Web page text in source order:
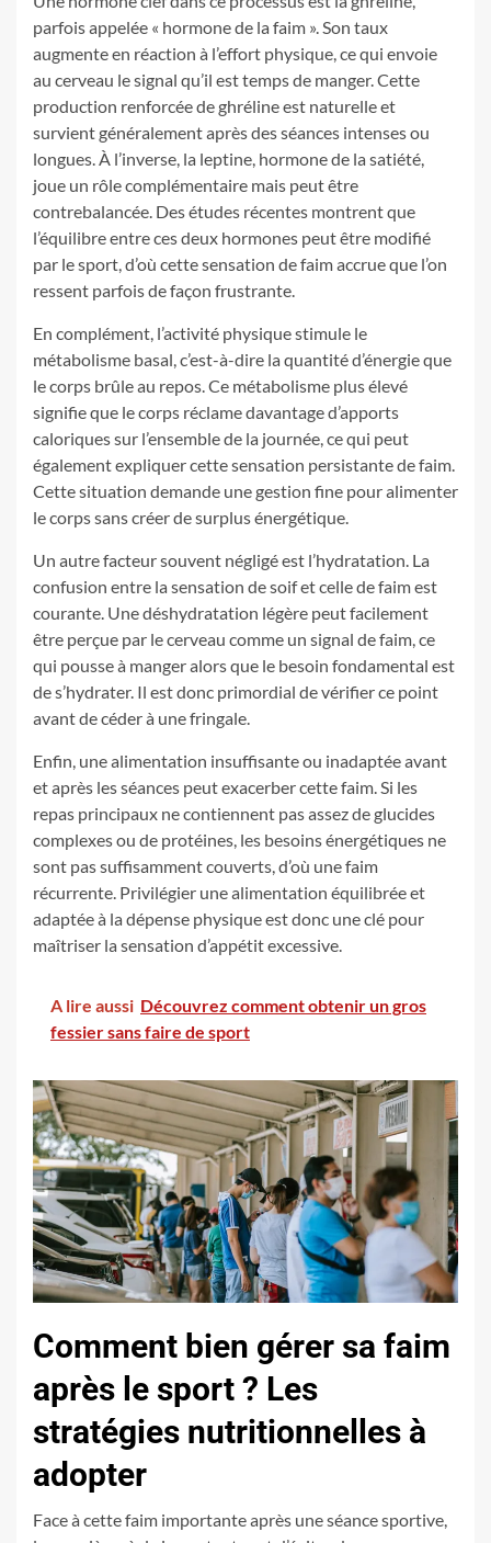
parfois appelée « hormone de la faim ». Son taux
augmente en réaction à l’effort physique, ce qui envoie
au cerveau le signal qu’il est temps de manger. Cette
production renforcée de ghréline est naturelle et
survient généralement après des séances intenses ou
longues. À l’inverse, la leptine, hormone de la satiété,
joue un rôle complémentaire mais peut être
contrebalancée. Des études récentes montrent que
l’équilibre entre ces deux hormones peut être modifié
par le sport, d’où cette sensation de faim accrue que l’on
ressent parfois de façon frustrante.
En complément, l’activité physique stimule le
métabolisme basal, c’est-à-dire la quantité d’énergie que
le corps brûle au repos. Ce métabolisme plus élevé
signifie que le corps réclame davantage d’apports
caloriques sur l’ensemble de la journée, ce qui peut
également expliquer cette sensation persistante de faim.
Cette situation demande une gestion fine pour alimenter
le corps sans créer de surplus énergétique.
Un autre facteur souvent négligé est l’hydratation. La
confusion entre la sensation de soif et celle de faim est
courante. Une déshydratation légère peut facilement
être perçue par le cerveau comme un signal de faim, ce
qui pousse à manger alors que le besoin fondamental est
de s’hydrater. Il est donc primordial de vérifier ce point
avant de céder à une fringale.
Enfin, une alimentation insuffisante ou inadaptée avant
et après les séances peut exacerber cette faim. Si les
repas principaux ne contiennent pas assez de glucides
complexes ou de protéines, les besoins énergétiques ne
sont pas suffisamment couverts, d’où une faim
récurrente. Privilégier une alimentation équilibrée et
adaptée à la dépense physique est donc une clé pour
maîtriser la sensation d’appétit excessive.
A lire aussi Découvrez comment obtenir un gros
fessier sans faire de sport
Comment bien gérer sa faim
après le sport ? Les
stratégies nutritionnelles à
adopter
Face à cette faim importante après une séance sportive,